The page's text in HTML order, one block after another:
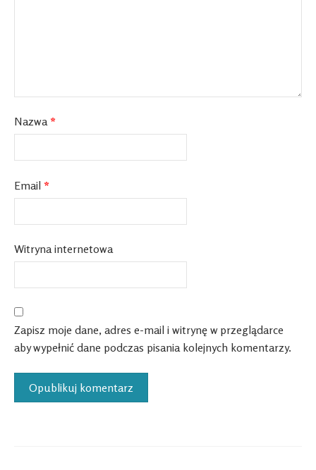
Nazwa *
Email *
Witryna internetowa
Zapisz moje dane, adres e-mail i witrynę w przeglądarce
aby wypełnić dane podczas pisania kolejnych komentarzy.